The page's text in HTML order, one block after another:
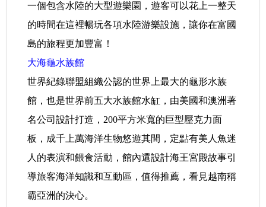
一個包含水陸的大型遊樂園，遊客可以花上一整天
的時間在這裡暢玩各項水陸游樂設施，讓你在富國
島的旅程更加豐富！
大海龜水族館
世界紀錄聯盟組織公認的世界上最大的龜形水族
館，也是世界前五大水族館水缸，由美國和澳洲著
名公司設計打造，200平方米寬的巨型壓克力面
板，成千上萬海洋生物悠遊其間，定點有美人魚迷
人的表演和餵食活動，館內還設計海王宮殿故事引
導旅客海洋知識和互動區，值得推薦，看見越南稱
霸亞洲的決心。